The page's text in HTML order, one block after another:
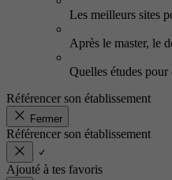
Les meilleurs sites
Après le master, le
Quelles études
Référencer son établissement
Fermer
Référencer son établissement
Ajouté à tes favoris